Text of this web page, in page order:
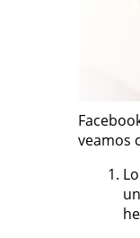
veamos